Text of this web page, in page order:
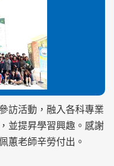
訪活動，融入各科專業
並提昇學習興趣。感謝
蕙老師辛勞付出。